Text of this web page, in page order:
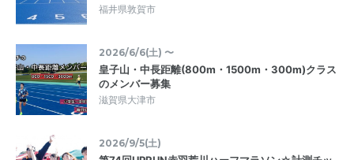
福井県敦賀市
2026/6/6(土) 〜
皇子山・中長距離(800m・1500m・300m)クラス
のメンバー募集
滋賀県大津市
2026/9/5(土)